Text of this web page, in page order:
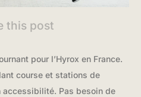
this post
pour l’Hyrox en France.
course et stations de
accessibilité. Pas besoin de